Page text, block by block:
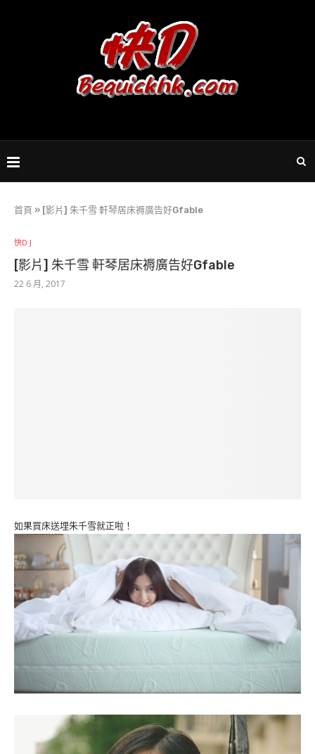
首頁 » [影片] 朱千雪 軒琴居床褥廣告好Gfable
快D J
[影片] 朱千雪 軒琴居床褥廣告好Gfable
22 6 月, 2017
如果買床送埋朱千雪就正啦！